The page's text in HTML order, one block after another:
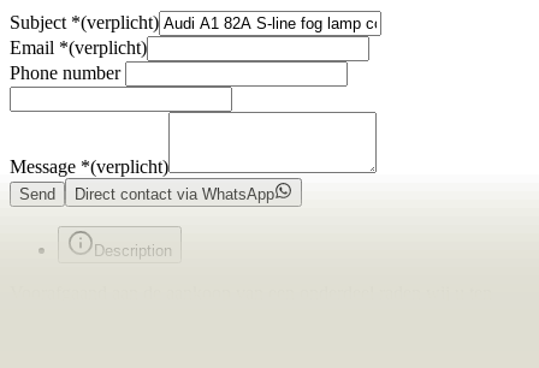
Subject *(verplicht)
Email *(verplicht)
Phone number
Message *(verplicht)
Send Direct contact via WhatsApp
Description